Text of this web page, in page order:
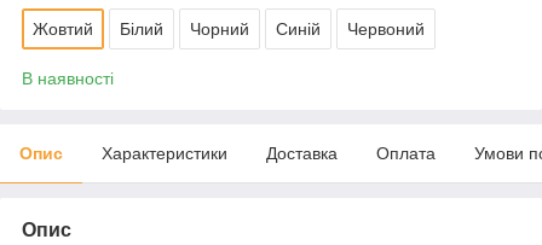
Жовтий Білий Чорний Синій Червоний
В наявності
Опис Характеристики Доставка Оплата Умови
Опис